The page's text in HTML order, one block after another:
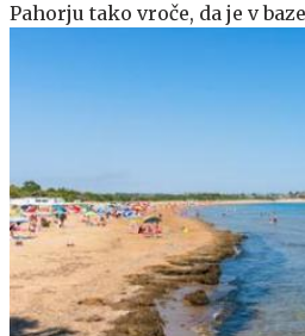
Pahorju tako vroče, da je v